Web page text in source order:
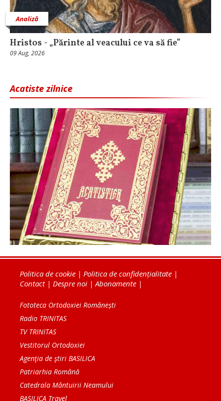
Analiză
Hristos - „Părinte al veacului ce va să fie”
09 Aug, 2026
Acatiste zilnice
Politica de cookie | Politica de confidențialitate |
Contact| Despre noi | Abonamente |
Fototeca Ortodoxiei Românești
Radio TRINITAS
TV TRINITAS
Vestitorul Ortodoxiei
Agenţia de ştiri BASILICA
Patriarhia Română
Catedrala Mântuirii Neamului
BASILICA Travel